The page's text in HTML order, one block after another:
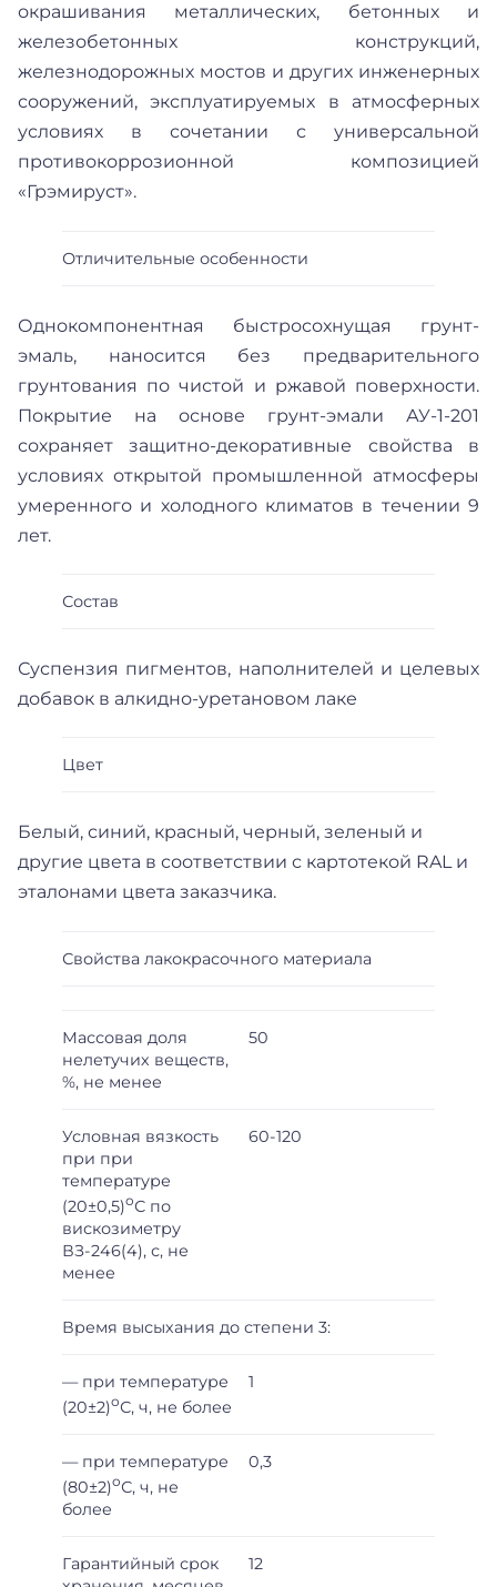
окрашивания металлических, бетонных и
железобетонных конструкций,
железнодорожных мостов и других инженерных
сооружений, эксплуатируемых в атмосферных
условиях в сочетании с универсальной
противокоррозионной композицией
«Грэмируст».
Отличительные особенности
Однокомпонентная быстросохнущая грунт-
эмаль, наносится без предварительного
грунтования по чистой и ржавой поверхности.
Покрытие на основе грунт-эмали АУ-1-201
сохраняет защитно-декоративные свойства в
условиях открытой промышленной атмосферы
умеренного и холодного климатов в течении 9
лет.
Состав
Суспензия пигментов, наполнителей и целевых
добавок в алкидно-уретановом лаке
Цвет
Белый, синий, красный, черный, зеленый и
другие цвета в соответствии с картотекой RAL и
эталонами цвета заказчика.
Свойства лакокрасочного материала
Массовая доля
нелетучих веществ,
%, не менее
50
Условная вязкость
при при
температуре
(20±0,5)оС по
вискозиметру
ВЗ-246(4), с, не
менее
60-120
Время высыхания до степени 3:
— при температуре
(20±2)оС, ч, не более
1
— при температуре
(80±2)оС, ч, не
более
0,3
Гарантийный срок
12